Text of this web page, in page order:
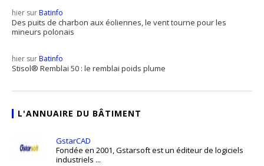
hier surBatinfo
Des puits de charbon aux éoliennes, le vent tourne pour les
mineurs polonais
hier surBatinfo
Stisol® Remblai 50 : le remblai poids plume
L'ANNUAIRE DU BÂTIMENT
GstarCAD
Fondée en 2001, Gstarsoft est un éditeur de logiciels
industriels ...